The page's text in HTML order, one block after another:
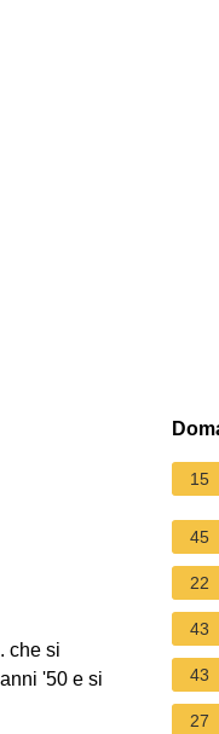
che si
'50 e si
15
45
22
43
43
27